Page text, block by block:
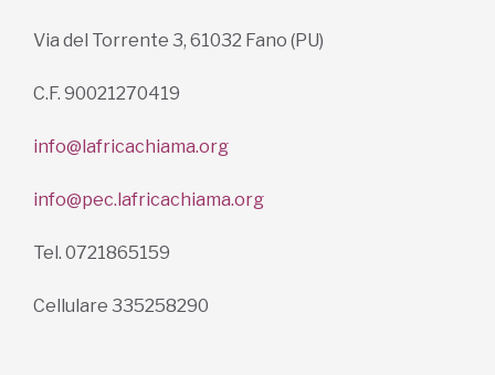
Via del Torrente 3, 61032 Fano (PU)
C.F. 90021270419
info@lafricachiama.org
info@pec.lafricachiama.org
Tel. 0721865159
Cellulare 335258290